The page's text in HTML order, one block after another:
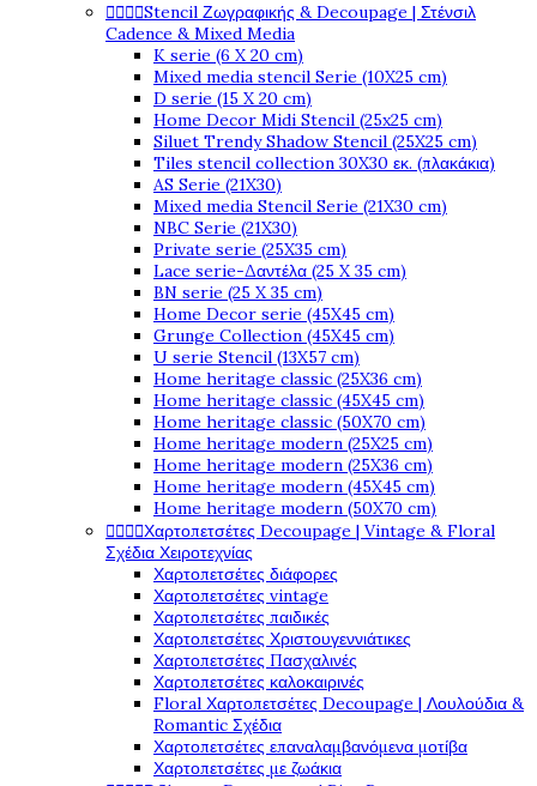
Stencil Ζωγραφικής & Decoupage | Στένσιλ
Cadence & Mixed Media
K serie (6 X 20 cm)
Mixed media stencil Serie (10X25 cm)
D serie (15 X 20 cm)
Home Decor Midi Stencil (25x25 cm)
Siluet Trendy Shadow Stencil (25X25 cm)
Tiles stencil collection 30X30 εκ. (πλακάκια)
AS Serie (21X30)
Mixed media Stencil Serie (21X30 cm)
NBC Serie (21X30)
Private serie (25X35 cm)
Lace serie-Δαντέλα (25 X 35 cm)
BN serie (25 X 35 cm)
Home Decor serie (45X45 cm)
Grunge Collection (45X45 cm)
U serie Stencil (13X57 cm)
Home heritage classic (25X36 cm)
Home heritage classic (45X45 cm)
Home heritage classic (50X70 cm)
Home heritage modern (25X25 cm)
Home heritage modern (25X36 cm)
Home heritage modern (45X45 cm)
Home heritage modern (50X70 cm)
Χαρτοπετσέτες Decoupage | Vintage & Floral
Σχέδια Χειροτεχνίας
Χαρτοπετσέτες διάφορες
Χαρτοπετσέτες vintage
Χαρτοπετσέτες παιδικές
Χαρτοπετσέτες Χριστουγεννιάτικες
Χαρτοπετσέτες Πασχαλινές
Χαρτοπετσέτες καλοκαιρινές
Floral Χαρτοπετσέτες Decoupage | Λουλούδια &
Romantic Σχέδια
Χαρτοπετσέτες επαναλαμβανόμενα μοτίβα
Χαρτοπετσέτες με ζωάκια